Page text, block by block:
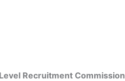
Recruitment Commission